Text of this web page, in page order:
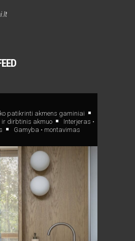
patikrinti akmens gaminiai
dirbtinis akmuo
Interjeras •
Gamyba • montavimas